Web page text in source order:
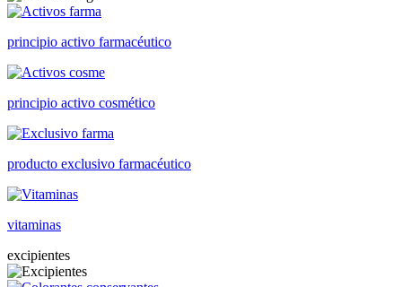
principio activo farmacéutico
principio activo cosmético
producto exclusivo farmacéutico
vitaminas
excipientes